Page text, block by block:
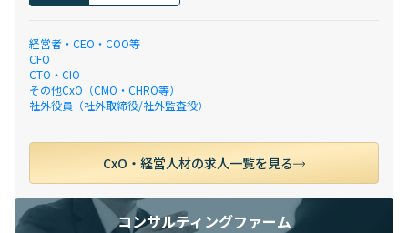
経営者・CEO・COO等
CFO
CTO・CIO
その他CxO（CMO・CHRO等）
社外役員（社外取締役/社外監査役）
CxO・経営人材の求人一覧を見る
コンサルティングファーム